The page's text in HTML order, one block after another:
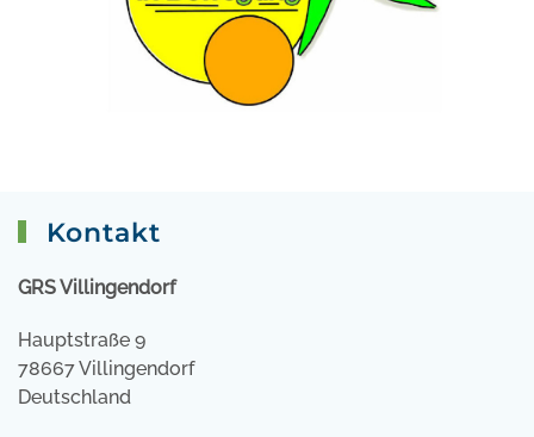
Kontakt
GRS Villingendorf
Hauptstraße 9
78667 Villingendorf
Deutschland